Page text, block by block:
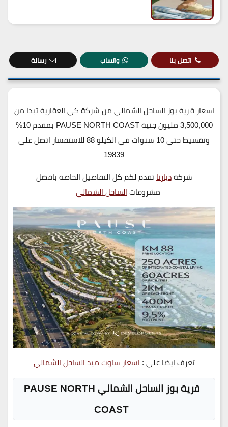
اتصل بنا واتساب رسالة
اسعار قرية بوز الساحل الشمالي من شركة كي العقارية تبدا من
3,500,000 مليون جنية PAUSE NORTH COAST بمقدم 10%
وتقسيط حتي 10 سنوات في الكيلو 88 للاستفسار اتصل علي
19839
شركةديارناتقدم لكم كل التفاصيل الخاصة بافضل
مشروعاتالساحل الشمالي
تعرف ايضا علي :اسعار ساوث ميد الساحل الشمالي
قرية بوز الساحل الشمالي PAUSE NORTH
COAST